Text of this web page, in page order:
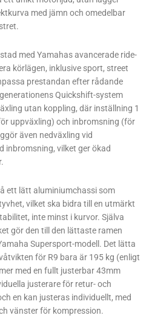
med jämn och omedelbar
med Yamahas avancerade ride-
körlägen, inklusive sport, street
prestandan efter rådande
Quickshift-system
utan koppling, där inställning 1
uppväxling) och inbromsning (för
även nedväxling vid
inbromsning, vilket ger ökad
ett lätt aluminiumchassi som
vilket ska bidra till en utmärkt
inte minst i kurvor. Själva
gör den till den lättaste ramen
Supersport-modell. Det lätta
för R9 bara är 195 kg (enligt
med en fullt justerbar 43mm
justerare för retur- och
en kan justeras individuellt, med
vänster för kompression.